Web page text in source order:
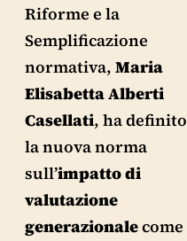
Riforme e la
Semplificazione
normativa, Maria
Elisabetta Alberti
Casellati, ha definito
la nuova norma
sull’impatto di
valutazione
generazionalecome